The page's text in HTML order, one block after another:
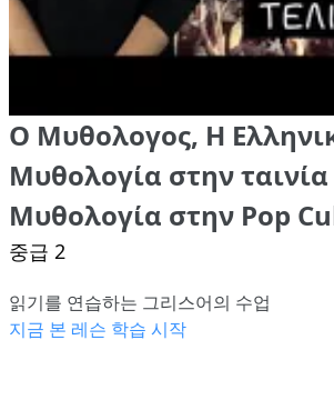
Ο Μυθολογος, Η
Μυθολογία στην
Μυθολογία στην Pop
중급 2
읽기를 연습하는 그리스어의 수업
지금 본 레슨 학습 시작